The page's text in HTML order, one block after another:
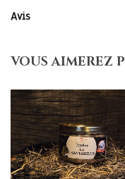
Avis
VOUS AIMEREZ